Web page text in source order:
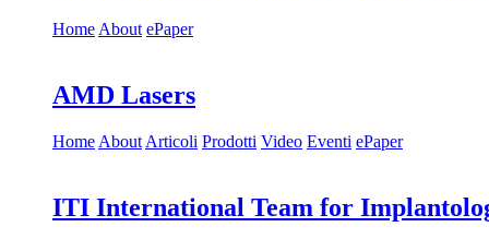
Home About ePaper
AMD Lasers
Home About Articoli Prodotti Video Eventi ePaper
ITI International Team for